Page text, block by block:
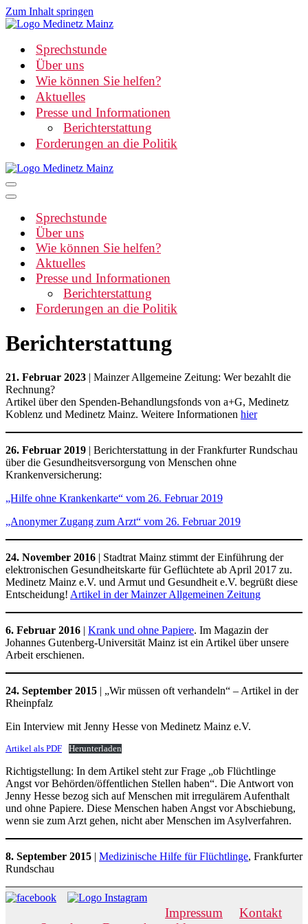
Zum Inhalt springen
Sprechstunde
Über uns
Wie können Sie helfen?
Aktuelles
Presse und Informationen
Berichterstattung
Forderungen an die Politik
Navigationsmenü
Navigationsmenü
Sprechstunde
Über uns
Wie können Sie helfen?
Aktuelles
Presse und Informationen
Berichterstattung
Forderungen an die Politik
Berichterstattung
21. Februar 2023 | Mainzer Allgemeine Zeitung: Wer bezahlt die
Rechnung?
Artikel über den Spenden-Behandlungsfonds von a+G, Medinetz
Koblenz und Medinetz Mainz. Weitere Informationen hier
26. Februar 2019 | Berichterstattung in der Frankfurter Rundschau
über die Gesundheitsversorgung von Menschen ohne
Krankenversicherung:
„Hilfe ohne Krankenkarte“ vom 26. Februar 2019
„Anonymer Zugang zum Arzt“ vom 26. Februar 2019
24. November 2016 | Stadtrat Mainz stimmt der Einführung der
elektronischen Gesundheitskarte für Geflüchtete ab April 2017 zu.
Medinetz Mainz e.V. und Armut und Gesundheit e.V. begrüßt diese
Entscheidung! Artikel in der Mainzer Allgemeinen Zeitung
6. Februar 2016 | Krank und ohne Papiere. Im Magazin der
Johannes Gutenberg-Universität Mainz ist ein Artikel über unsere
Arbeit erschienen.
24. September 2015 | „Wir müssen oft verhandeln“ – Artikel in der
Rheinpfalz
Ein Interview mit Jenny Hesse von Medinetz Mainz e.V.
Artikel als PDF Herunterladen
Richtigstellung: In dem Artikel steht zur Frage „ob Flüchtlinge
Angst vor Behörden/öffentlichen Stellen haben“. Die Antwort von
Jenny Hesse bezog sich auf Menschen mit irregulärem Aufenthalt
und ohne Papiere. Diese Menschen haben Angst vor Abschiebung,
wenn sie zum Arzt gehen, nicht aber Menschen im Asylverfahren.
8. September 2015 | Medizinische Hilfe für Flüchtlinge, Frankfurter
Rundschau
Impressum
Kontakt